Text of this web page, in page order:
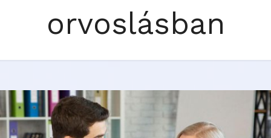
orvoslásban